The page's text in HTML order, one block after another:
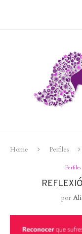
Home Perfiles
Perfiles
por